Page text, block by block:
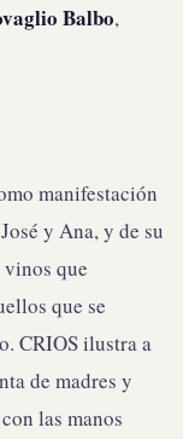
Balbo,
manifestación
y Ana, y de su
que
que se
CRIOS ilustra a
de madres y
las manos